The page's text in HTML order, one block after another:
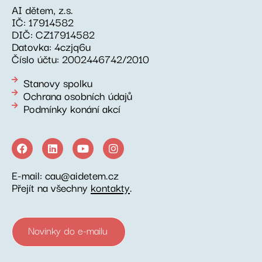
AI dětem, z.s.
IČ: 17914582
DIČ: CZ17914582
Datovka: 4czjq6u
Číslo účtu: 2002446742/2010
Stanovy spolku
Ochrana osobních údajů
Podmínky konání akcí
E-mail: cau@aidetem.cz
Přejít na všechny kontakty.
Novinky do e-mailu